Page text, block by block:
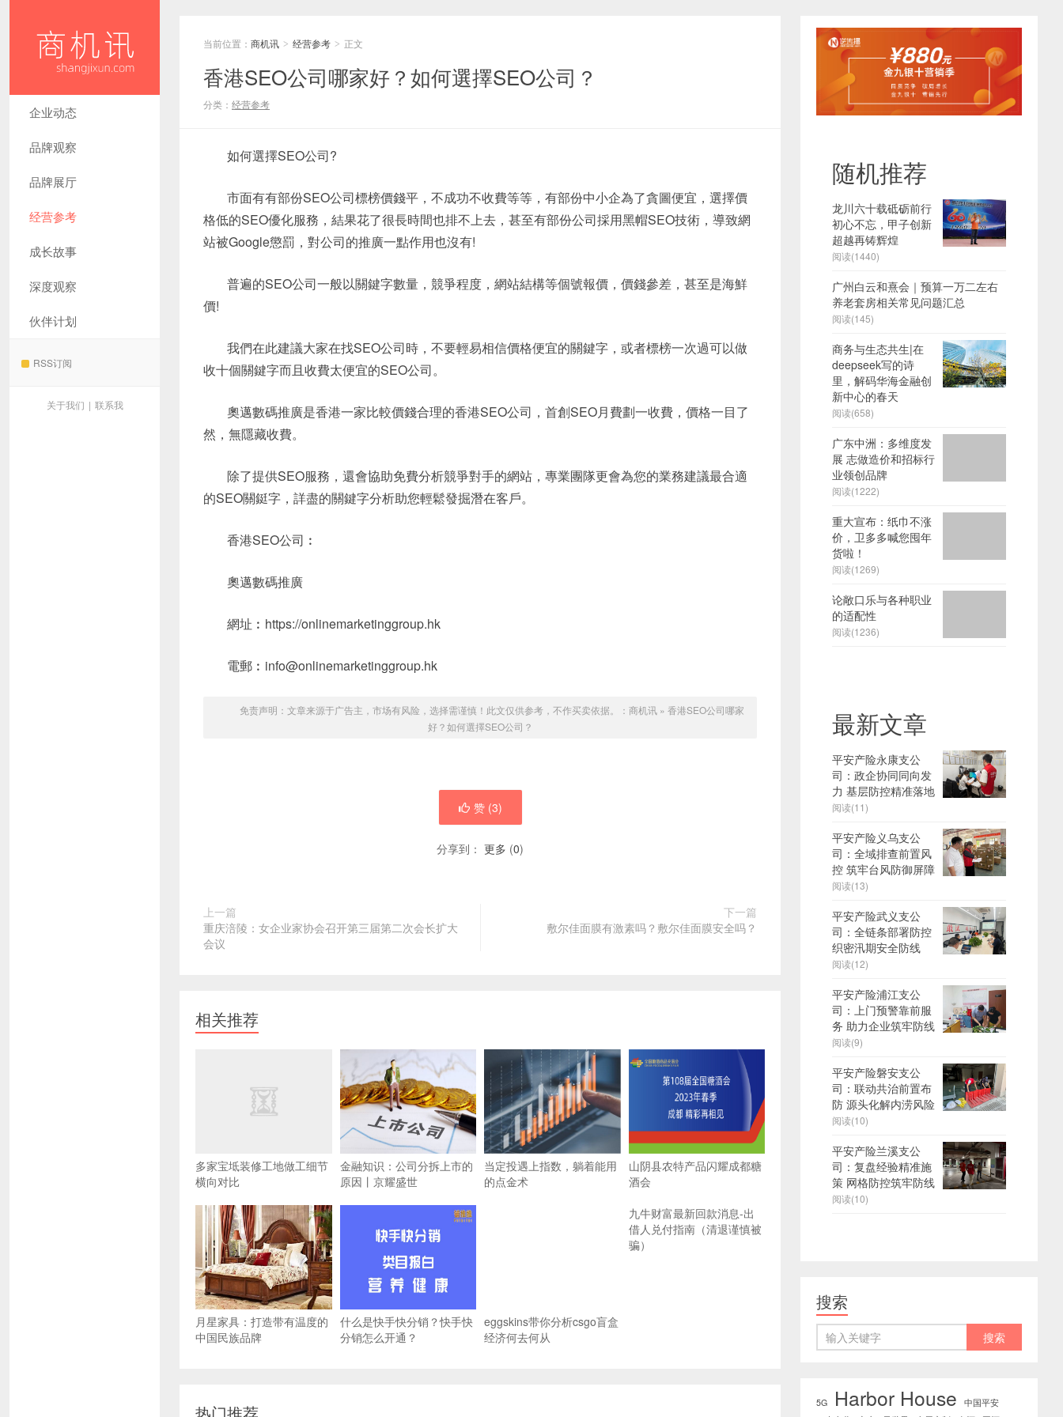
企业动态
品牌观察
品牌展厅
经营参考
成长故事
深度观察
伙伴计划
RSS订阅
关于我们 | 联系我
当前位置： 商机讯 > 经营参考 > 正文
香港SEO公司哪家好？如何選擇SEO公司？
分类： 经营参考
如何選擇SEO公司?
市面有有部份SEO公司標榜價錢平，不成功不收費等等，有部份中小企為了貪圖便宜，選擇價
格低的SEO優化服務，結果花了很長時間也排不上去，甚至有部份公司採用黑帽SEO技術，導致網
站被Google懲罰，對公司的推廣一點作用也沒有!
普遍的SEO公司一般以關鍵字數量，競爭程度，網站結構等個號報價，價錢參差，甚至是海鮮
價!
我們在此建議大家在找SEO公司時，不要輕易相信價格便宜的關鍵字，或者標榜一次過可以做
收十個關鍵字而且收費太便宜的SEO公司。
奧邁數碼推廣是香港一家比較價錢合理的香港SEO公司，首創SEO月費劃一收費，價格一目了
然，無隱藏收費。
除了提供SEO服務，還會協助免費分析競爭對手的網站，專業團隊更會為您的業務建議最合適
的SEO關鋌字，詳盡的關鍵字分析助您輕鬆發掘潛在客戶。
香港SEO公司︰
奧邁數碼推廣
網址︰https://onlinemarketinggroup.hk
電郵︰info@onlinemarketinggroup.hk
免责声明：文章来源于广告主，市场有风险，选择需谨慎！此文仅供参考，不作买卖依据。： 商机讯 » 香港SEO公司哪家
好？如何選擇SEO公司？
赞 (3)
分享到： 更多 (0)
上一篇
重庆涪陵：女企业家协会召开第三届第二次会长扩大
会议
下一篇
敷尔佳面膜有激素吗？敷尔佳面膜安全吗？
相关推荐
多家宝坻装修工地做工细节
横向对比
金融知识：公司分拆上市的
原因丨京耀盛世
当定投遇上指数，躺着能用
的点金术
山阴县农特产品闪耀成都糖
酒会
月星家具：打造带有温度的
中国民族品牌
什么是快手快分销？快手快
分销怎么开通？
eggskins带你分析csgo盲盒
经济何去何从
九牛财富最新回款消息-出
借人兑付指南（清退谨慎被
骗）
随机推荐
龙川六十载砥砺前行
初心不忘，甲子创新
超越再铸辉煌
阅读(1440)
广州白云和熹会｜预算一万二左右
养老套房相关常见问题汇总
阅读(145)
商务与生态共生|在
deepseek写的诗
里，解码华海金融创
新中心的春天
阅读(658)
广东中洲：多维度发
展 志做造价和招标行
业领创品牌
阅读(1222)
重大宣布：纸巾不涨
价，卫多多喊您囤年
货啦！
阅读(1269)
论敞口乐与各种职业
的适配性
阅读(1236)
最新文章
平安产险永康支公
司：政企协同同向发
力 基层防控精准落地
阅读(11)
平安产险义乌支公
司：全域排查前置风
控 筑牢台风防御屏障
阅读(13)
平安产险武义支公
司：全链条部署防控
织密汛期安全防线
阅读(12)
平安产险浦江支公
司：上门预警靠前服
务 助力企业筑牢防线
阅读(9)
平安产险磐安支公
司：联动共治前置布
防 源头化解内涝风险
阅读(10)
平安产险兰溪支公
司：复盘经验精准施
策 网格防控筑牢防线
阅读(10)
搜索
5G Harbor House
中国平安